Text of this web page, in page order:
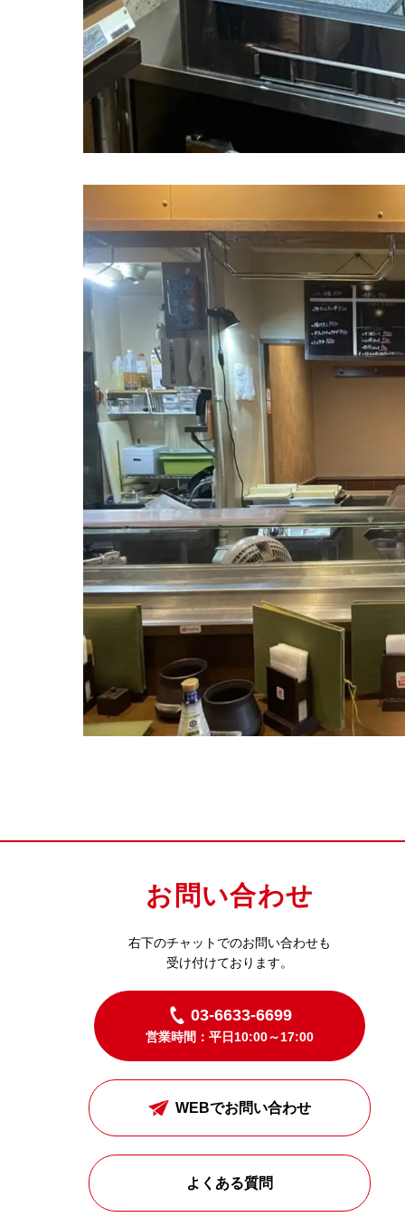
お問い合わせ
右下のチャットでのお問い合わせも
受け付けております。
03-6633-6699
営業時間：平日10:00～17:00
WEBでお問い合わせ
よくある質問